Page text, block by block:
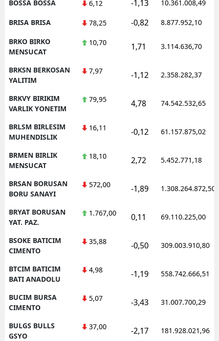
BOSSA BOSSA 6,12 -1,13 10.361.008,49
BRISA BRISA 78,25 -0,82 8.877.952,10
BRKO BIRKO
MENSUCAT
10,70 1,71 3.114.636,70
BRKSN BERKOSAN
YALITIM
7,97 -1,12 2.358.282,37
BRKVY BIRIKIM
VARLIK YONETIM
79,95 4,78 74.542.532,65
BRLSM BIRLESIM
MUHENDISLIK
16,11 -0,12 61.157.875,02
BRMEN BIRLIK
MENSUCAT
18,10 2,72 5.452.771,18
BRSAN BORUSAN
BORU SANAYI
572,00 -1,89 1.308.264.872,50
BRYAT BORUSAN
YAT. PAZ.
1.767,00 0,11 69.110.225,00
BSOKE BATICIM
CIMENTO
35,88 -0,50 309.003.910,80
BTCIM BATICIM
BATI ANADOLU
4,98 -1,19 558.742.666,51
BUCIM BURSA
CIMENTO
5,07 -3,43 31.007.700,29
BULGS BULLS
GSYO
37,00 -2,17 181.928.021,96